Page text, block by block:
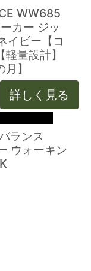
WW685
カー ジッ
イビー【コ
量設計】
】
詳しく見る
ランス
ウォーキン